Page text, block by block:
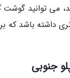
می توانید
داشته باشد که
جنوبی